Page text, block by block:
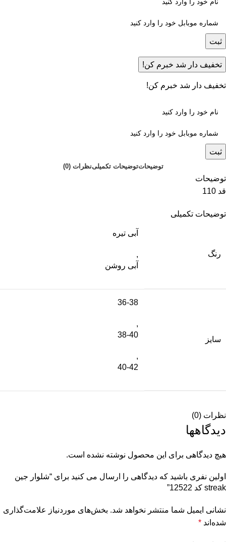
ثبت
تخفیف دار شد خبرم کن!
تخفیف دار شد خبرم کن!
ثبت
توضیحاتتوضیحات تکمیلینظرات (0)
توضیحات
قد 110
توضیحات تکمیلی
رنگ
آبی تیره
,
آبی روشن
سایز
36-38
,
38-40
,
40-42
نظرات (0)
دیدگاهها
هیچ دیدگاهی برای این محصول نوشته نشده است.
اولین نفری باشید که دیدگاهی را ارسال می کنید برای “شلوار جین
streak کد 12522”
نشانی ایمیل شما منتشر نخواهد شد. بخش‌های موردنیاز علامت‌گذاری
شده‌اند *